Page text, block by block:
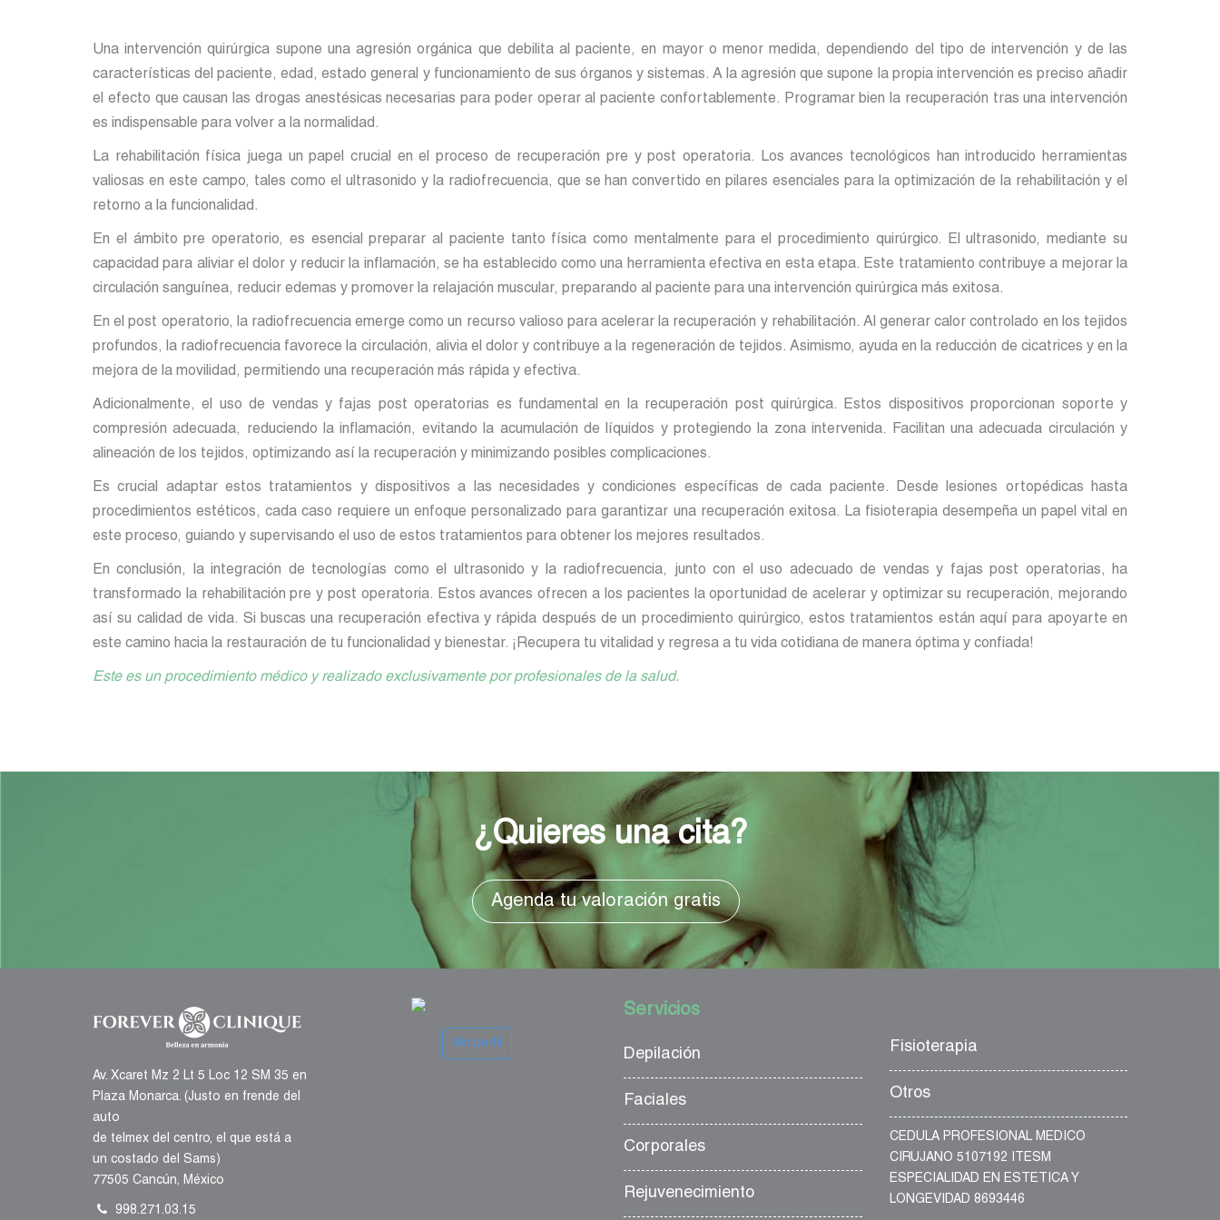
Una intervención quirúrgica supone una agresión orgánica que debilita al paciente, en mayor o menor medida, dependiendo del tipo de intervención y de las
características del paciente, edad, estado general y funcionamiento de sus órganos y sistemas. A la agresión que supone la propia intervención es preciso añadir
el efecto que causan las drogas anestésicas necesarias para poder operar al paciente confortablemente. Programar bien la recuperación tras una intervención
es indispensable para volver a la normalidad.
La rehabilitación física juega un papel crucial en el proceso de recuperación pre y post operatoria. Los avances tecnológicos han introducido herramientas
valiosas en este campo, tales como el ultrasonido y la radiofrecuencia, que se han convertido en pilares esenciales para la optimización de la rehabilitación y el
retorno a la funcionalidad.
En el ámbito pre operatorio, es esencial preparar al paciente tanto física como mentalmente para el procedimiento quirúrgico. El ultrasonido, mediante su
capacidad para aliviar el dolor y reducir la inflamación, se ha establecido como una herramienta efectiva en esta etapa. Este tratamiento contribuye a mejorar la
circulación sanguínea, reducir edemas y promover la relajación muscular, preparando al paciente para una intervención quirúrgica más exitosa.
En el post operatorio, la radiofrecuencia emerge como un recurso valioso para acelerar la recuperación y rehabilitación. Al generar calor controlado en los tejidos
profundos, la radiofrecuencia favorece la circulación, alivia el dolor y contribuye a la regeneración de tejidos. Asimismo, ayuda en la reducción de cicatrices y en la
mejora de la movilidad, permitiendo una recuperación más rápida y efectiva.
Adicionalmente, el uso de vendas y fajas post operatorias es fundamental en la recuperación post quirúrgica. Estos dispositivos proporcionan soporte y
compresión adecuada, reduciendo la inflamación, evitando la acumulación de líquidos y protegiendo la zona intervenida. Facilitan una adecuada circulación y
alineación de los tejidos, optimizando así la recuperación y minimizando posibles complicaciones.
Es crucial adaptar estos tratamientos y dispositivos a las necesidades y condiciones específicas de cada paciente. Desde lesiones ortopédicas hasta
procedimientos estéticos, cada caso requiere un enfoque personalizado para garantizar una recuperación exitosa. La fisioterapia desempeña un papel vital en
este proceso, guiando y supervisando el uso de estos tratamientos para obtener los mejores resultados.
En conclusión, la integración de tecnologías como el ultrasonido y la radiofrecuencia, junto con el uso adecuado de vendas y fajas post operatorias, ha
transformado la rehabilitación pre y post operatoria. Estos avances ofrecen a los pacientes la oportunidad de acelerar y optimizar su recuperación, mejorando
así su calidad de vida. Si buscas una recuperación efectiva y rápida después de un procedimiento quirúrgico, estos tratamientos están aquí para apoyarte en
este camino hacia la restauración de tu funcionalidad y bienestar. ¡Recupera tu vitalidad y regresa a tu vida cotidiana de manera óptima y confiada!
Este es un procedimiento médico y realizado exclusivamente por profesionales de la salud.
¿Quieres una cita?
Agenda tu valoración gratis
Av. Xcaret Mz 2 Lt 5 Loc 12 SM 35 en
Plaza Monarca. (Justo en frende del
auto
de telmex del centro, el que está a
un costado del Sams)
77505 Cancún, México
998.271.03.15
Ver perfil
Servicios
Depilación
Faciales
Corporales
Rejuvenecimiento
Fisioterapia
Otros
CEDULA PROFESIONAL MEDICO
CIRUJANO 5107192 ITESM
ESPECIALIDAD EN ESTETICA Y
LONGEVIDAD 8693446